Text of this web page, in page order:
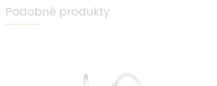
Podobné produkty